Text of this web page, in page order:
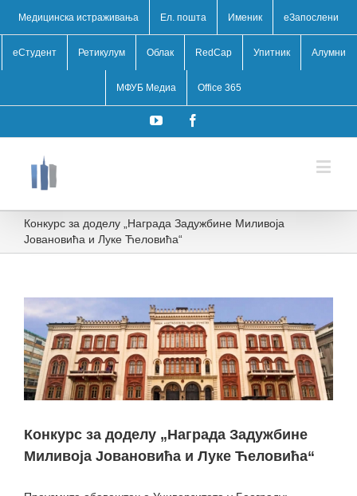
Медицинска истраживања Ел. пошта Именик eЗапослени
еСтудент Ретикулум Облак RedCap Упитник Алумни
МФУБ Медиа Office 365
YouTube
Конкурс за доделу „Награда Задужбине Миливоја
Јовановића и Луке Ћеловића“
View
Larger
Image
Конкурс за доделу „Награда Задужбине
Миливоја Јовановића и Луке Ћеловића“